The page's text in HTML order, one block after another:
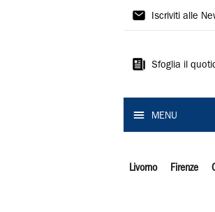
Il
Iscriviti alle
Sfoglia il
MENU
Livorno Firenze